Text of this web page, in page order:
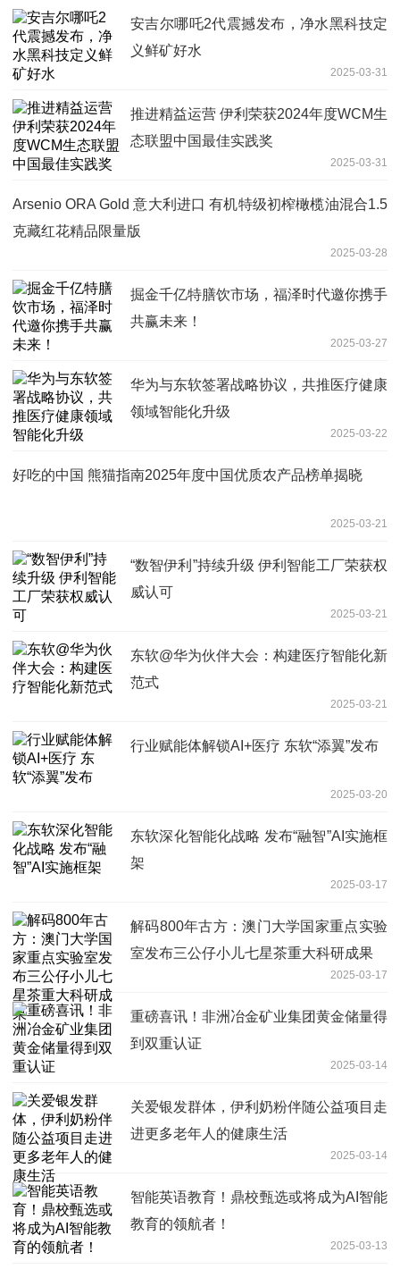
安吉尔哪吒2代震撼发布，净水黑科技定
义鲜矿好水
2025-03-31
推进精益运营 伊利荣获2024年度WCM生
态联盟中国最佳实践奖
2025-03-31
Arsenio ORA Gold 意大利进口 有机特级初榨橄榄油混合1.5
克藏红花精品限量版
2025-03-28
掘金千亿特膳饮市场，福泽时代邀你携手
共赢未来！
2025-03-27
华为与东软签署战略协议，共推医疗健康
领域智能化升级
2025-03-22
好吃的中国 熊猫指南2025年度中国优质农产品榜单揭晓
2025-03-21
“数智伊利”持续升级 伊利智能工厂荣获权
威认可
2025-03-21
东软@华为伙伴大会：构建医疗智能化新
范式
2025-03-21
行业赋能体解锁AI+医疗 东软“添翼”发布
2025-03-20
东软深化智能化战略 发布“融智”AI实施框
架
2025-03-17
解码800年古方：澳门大学国家重点实验
室发布三公仔小儿七星茶重大科研成果
2025-03-17
重磅喜讯！非洲冶金矿业集团黄金储量得
到双重认证
2025-03-14
关爱银发群体，伊利奶粉伴随公益项目走
进更多老年人的健康生活
2025-03-14
智能英语教育！鼎校甄选或将成为AI智能
教育的领航者！
2025-03-13